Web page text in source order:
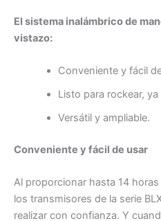
El sistema inalámbrico de
vistazo:
Conveniente y fácil
Listo para rockear,
Versátil y ampliable.
Conveniente y fácil de usar
Al proporcionar hasta 14
los transmisores de la serie
realizar con confianza. Y